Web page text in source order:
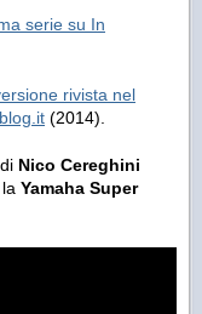
serie su In
rivista nel
(2014).
Nico Cereghini
Yamaha Super